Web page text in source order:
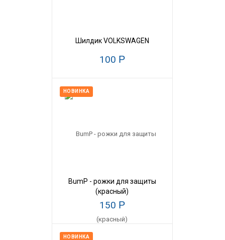
Шилдик VOLKSWAGEN
100 Р
НОВИНКА
BumP - рожки для защиты
(красный)
150 Р
НОВИНКА